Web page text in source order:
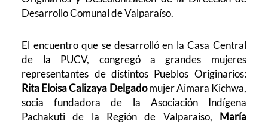
Desarrollo Comunal de Valparaíso.
El encuentro que se desarrolló en la Casa Central
de la PUCV, congregó a grandes mujeres
representantes de distintos Pueblos Originarios:
Rita Eloisa Calizaya Delgadomujer Aimara Kichwa,
socia fundadora de la Asociación Indígena
Pachakuti de la Región de Valparaíso, María